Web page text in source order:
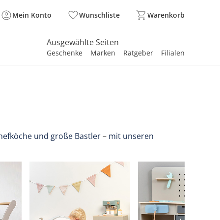
Mein Konto Wunschliste Warenkorb
Ausgewählte Seiten
Geschenke Marken Ratgeber Filialen
und große Bastler– mit unseren